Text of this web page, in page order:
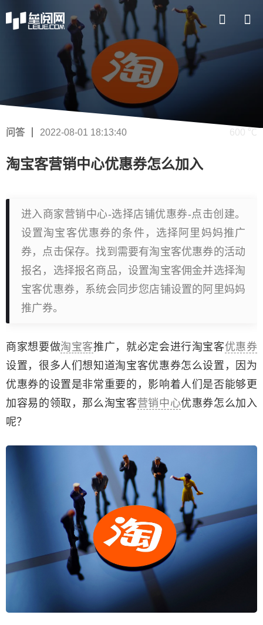
问答 2022-08-01 18:13:40 600 ℃
淘宝客营销中心优惠券怎么加入
进入商家营销中心-选择店铺优惠券-点击创建。
设置淘宝客优惠券的条件，选择阿里妈妈推广
券，点击保存。找到需要有淘宝客优惠券的活动
报名，选择报名商品，设置淘宝客佣金并选择淘
宝客优惠券，系统会同步您店铺设置的阿里妈妈
推广券。
商家想要做淘宝客推广，就必定会进行淘宝客优惠券
设置，很多人们想知道淘宝客优惠券怎么设置，因为
优惠券的设置是非常重要的，影响着人们是否能够更
加容易的领取，那么淘宝客营销中心优惠券怎么加入
呢？